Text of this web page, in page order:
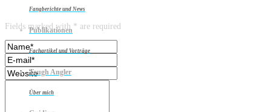
Fangberichte und News
Publikationen
Fachartikel und Vorträge
Tough Angler
Über mich
Leave a reply
Fields marked with * are required